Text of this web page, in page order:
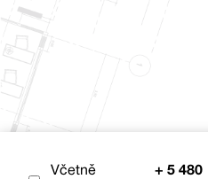
Včetně
+ 5 480